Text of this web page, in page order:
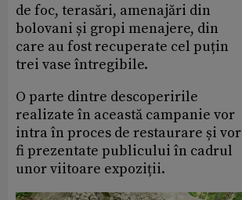
de foc, terasări, amenajări din
bolovani și gropi menajere, din
care au fost recuperate cel puțin
trei vase întregibile.
O parte dintre descoperirile
realizate în această campanie vor
intra în proces de restaurare și vor
fi prezentate publicului în cadrul
unor viitoare expoziții.